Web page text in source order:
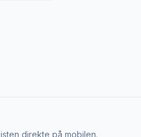
direkte på mobilen.